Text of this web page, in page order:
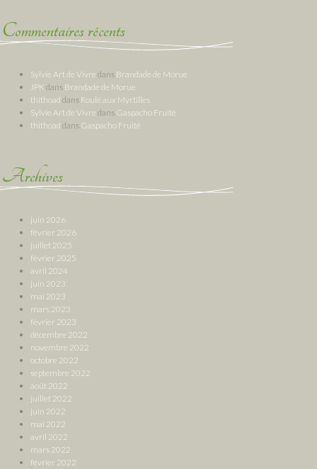
Commentaires récents
Sylvie Art de Vivre dans Brandade de Morue
JPK dans Brandade de Morue
thithoad dans Roulé aux Myrtilles
Sylvie Art de Vivre dans Gaspacho Fruité
thithoad dans Gaspacho Fruité
Archives
juin 2026
février 2026
juillet 2025
février 2025
avril 2024
juin 2023
mai 2023
mars 2023
février 2023
décembre 2022
novembre 2022
octobre 2022
septembre 2022
août 2022
juillet 2022
juin 2022
mai 2022
avril 2022
mars 2022
février 2022